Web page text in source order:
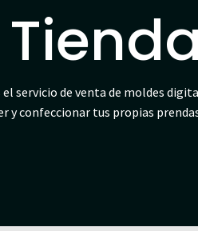
Tienda
servicio de venta de moldes
y confeccionar tus propias